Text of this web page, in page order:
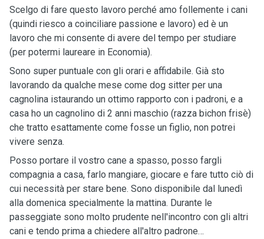
Scelgo di fare questo lavoro perché amo follemente i cani
(quindi riesco a coinciliare passione e lavoro) ed è un
lavoro che mi consente di avere del tempo per studiare
(per potermi laureare in Economia).
Sono super puntuale con gli orari e affidabile. Già sto
lavorando da qualche mese come dog sitter per una
cagnolina istaurando un ottimo rapporto con i padroni, e a
casa ho un cagnolino di 2 anni maschio (razza bichon frisè)
che tratto esattamente come fosse un figlio, non potrei
vivere senza.
Posso portare il vostro cane a spasso, posso fargli
compagnia a casa, farlo mangiare, giocare e fare tutto ciò di
cui necessità per stare bene. Sono disponibile dal lunedì
alla domenica specialmente la mattina. Durante le
passeggiate sono molto prudente nell'incontro con gli altri
cani e tendo prima a chiedere all'altro padrone